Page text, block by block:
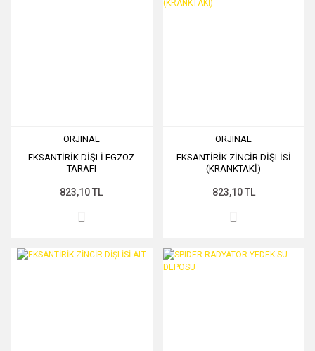
ORJINAL
EKSANTİRİK DİŞLİ EGZOZ
TARAFI
823,10 TL
ORJINAL
EKSANTİRİK ZİNCİR DİŞLİSİ
(KRANKTAKİ)
823,10 TL